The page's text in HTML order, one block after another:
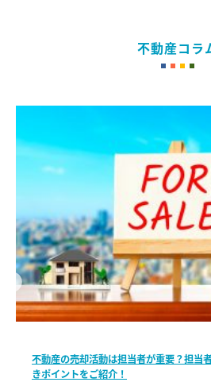
不動産コラ
不動産の売却活動は担当者が重要？担当
きポイントをご紹介！